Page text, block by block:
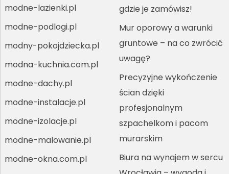
modne-lazienki.pl
modne-podlogi.pl
modny-pokojdziecka.pl
modna-kuchnia.com.pl
modne-dachy.pl
modne-instalacje.pl
modne-izolacje.pl
modne-malowanie.pl
modne-okna.com.pl
gdzie je zamówisz!
Mur oporowy a warunki
gruntowe – na co zwrócić
uwagę?
Precyzyjne wykończenie
ścian dzięki
profesjonalnym
szpachelkom i pacom
murarskim
Biura na wynajem w sercu